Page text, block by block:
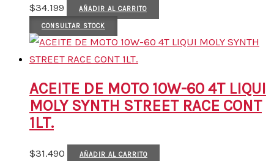
$34.199 AÑADIR AL CARRITO
CONSULTAR STOCK
ACEITE DE MOTO 10W-60 4T LIQUI
MOLY SYNTH STREET RACE CONT
1LT.
$31.490 AÑADIR AL CARRITO